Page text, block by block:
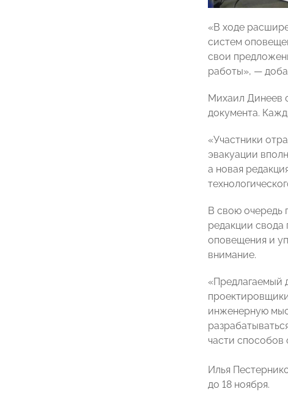
«В ходе
систем
свои
работы», —
Михаил Динеев
документа.
«Участники
эвакуации
а новая
В свою очередь
редакции свода
оповещения и
внимание.
«Предлагаемый
инженерную
части
Илья
до 18 ноября.